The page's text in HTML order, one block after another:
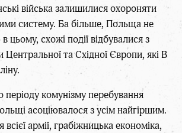
війська залишилися охороняти
систему. Ба більше, Польща не
цьому, схожі події відбувалися з
Центральної та Східної Європи, які В
періоду комунізму перебування
асоціювалося з усім найгіршим.
армії, грабіжницька економіка,